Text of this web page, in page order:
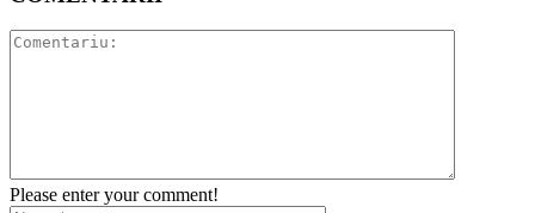
Please enter your comment!